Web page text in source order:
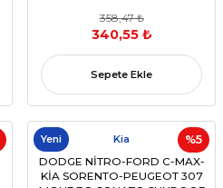
55360037AD , 55360037AE )
358,47 ₺
340,55 ₺
Sepete Ekle
%5
Yeni Kia
DODGE NİTRO-FORD C-MAX-
KİA SORENTO-PEUGEOT 307